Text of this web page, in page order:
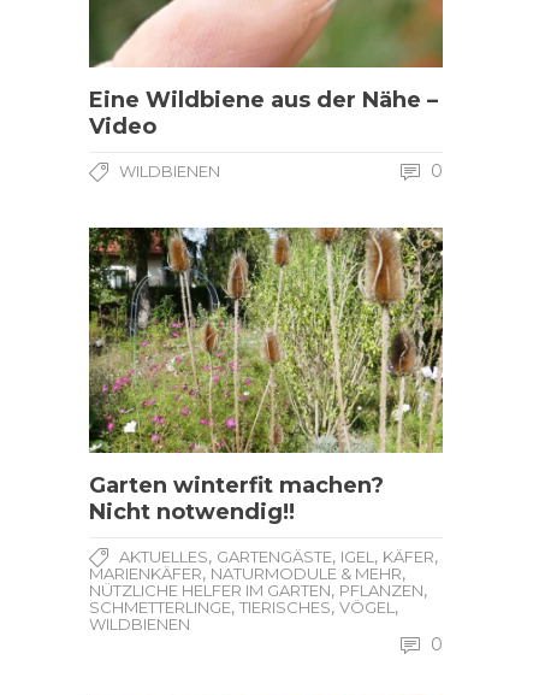
Eine Wildbiene aus der Nähe –
Video
WILDBIENEN 0
Garten winterfit machen?
Nicht notwendig!!
AKTUELLES, GARTENGÄSTE, IGEL , KÄFER,
MARIENKÄFER, NATURMODULE & MEHR,
NÜTZLICHE HELFER IM GARTEN, PFLANZEN,
SCHMETTERLINGE, TIERISCHES, VÖGEL ,
WILDBIENEN
0